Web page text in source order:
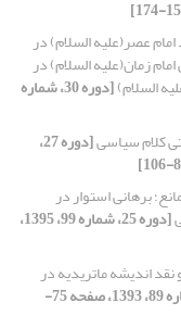
عصر(علیه السلام) در
زمان(علیه السلام) در
السلام) [دوره 30، شماره
کلام سیاسی [دوره 27،
برهانی استوار در
[دوره 25، شماره 99، 1395،
اندیشه ماتریدیه در
[دوره 23، شماره 89، 1393، صفحه 75-